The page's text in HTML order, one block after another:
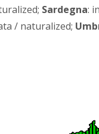
Sardegna:
/ naturalized;